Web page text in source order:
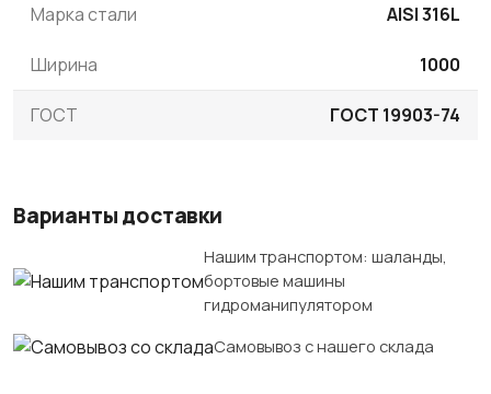
Марка стали AISI 316L
Ширина 1000
ГОСТ ГОСТ 19903-74
Варианты доставки
Нашим транспортом: шаланды,
бортовые машины
гидроманипулятором
Самовывоз с нашего склада